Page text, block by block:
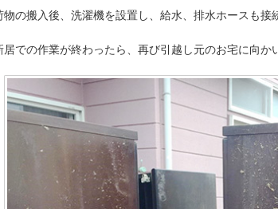
物の搬入後、洗濯機を設置し、給水、排水ホースも接
居での作業が終わったら、再び引越し元のお宅に向か